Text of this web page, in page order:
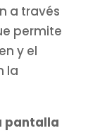
a través
permite
y el
la
pantalla